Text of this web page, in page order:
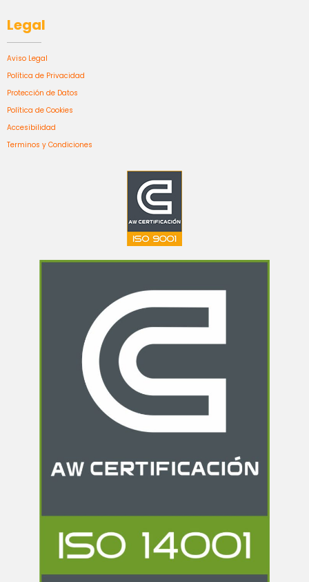
Legal
Aviso Legal
Política de Privacidad
Protección de Datos
Política de Cookies
Accesibilidad
Terminos y Condiciones